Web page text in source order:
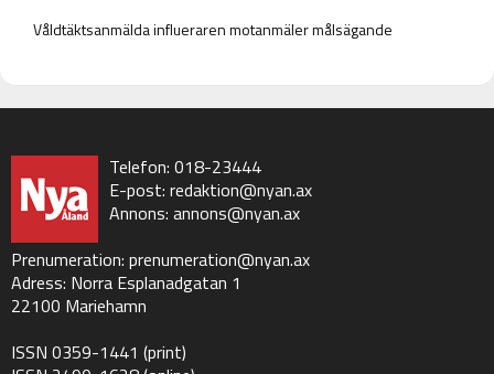
Våldtäktsanmälda influeraren motanmäler målsägande
Telefon: 018-23444
E-post: redaktion@nyan.ax
Annons: annons@nyan.ax
Prenumeration: prenumeration@nyan.ax
Adress: Norra Esplanadgatan 1
22100 Mariehamn
ISSN 0359-1441 (print)